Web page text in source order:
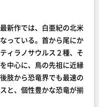
新作では、白亜紀の北米
っている。首から尾にか
ィラノサウルス２種、そ
中心に、鳥の先祖に近縁
肢から恐竜界でも最速の
と、個性豊かな恐竜が揃